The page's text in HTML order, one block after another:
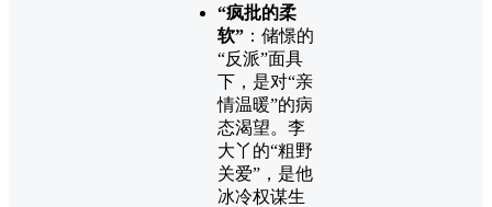
“疯批的柔
软” ：储憬的
“反派”面具
下，是对“亲
情温暖”的病
态渴望。李
大丫的“粗野
关爱”，是他
冰冷权谋生